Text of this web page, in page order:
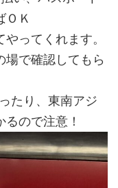
ＯＫ
ってくれます。
場で確認してもら
たり、東南アジ
ので注意！